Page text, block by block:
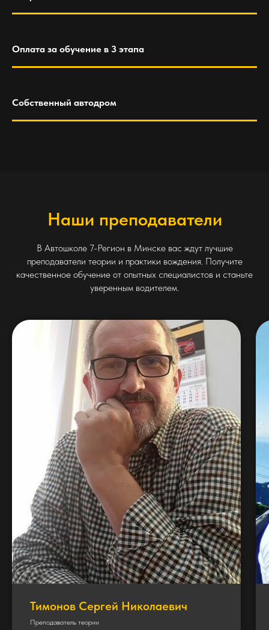
Оплата за обучение в 3 этапа
Собственный автодром
Наши преподаватели
В Автошколе 7-Регион в Минске вас ждут лучшие
преподаватели теории и практики вождения. Получите
качественное обучение от опытных специалистов и станьте
уверенным водителем.
Тимонов Сергей Николаевич
Преподаватель теории